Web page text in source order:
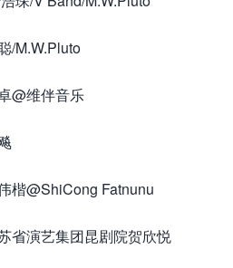
/M.W.Pluto
@维伴音乐
楷@ShiCong Fatnunu
省演艺集团昆剧院贺欣悦